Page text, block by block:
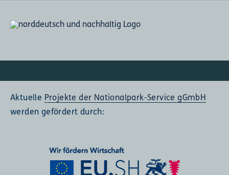
Aktuelle Projekte der Nationalpark-Service gGmbH
werden gefördert durch: